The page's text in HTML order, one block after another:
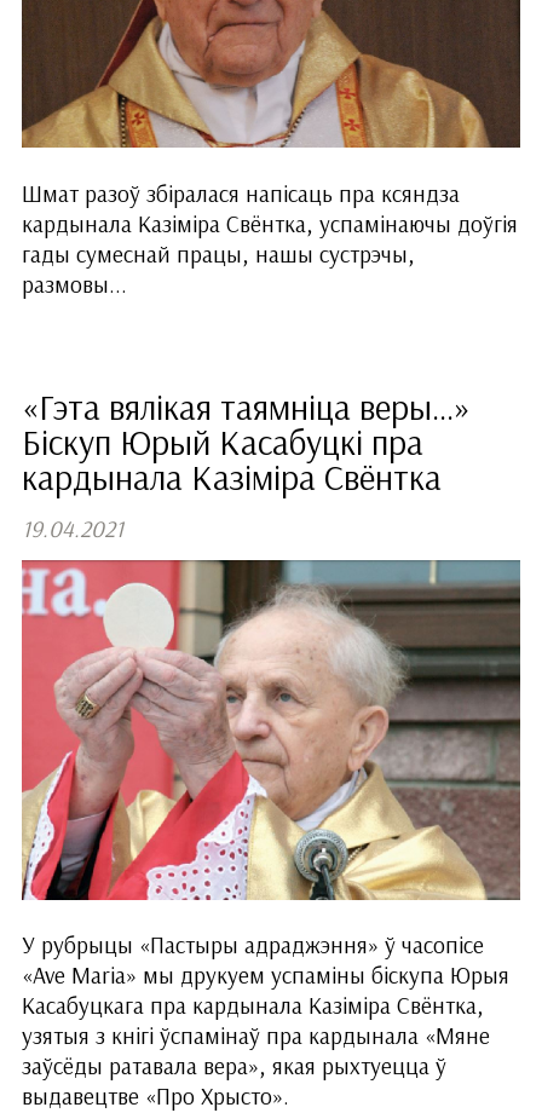
Шмат разоў збіралася напісаць пра ксяндза
кардынала Казіміра Свёнтка, успамінаючы доўгія
гады сумеснай працы, нашы сустрэчы,
размовы...
«Гэта вялікая таямніца веры...»
Біскуп Юрый Касабуцкі пра
кардынала Казіміра Свёнтка
19.04.2021
У рубрыцы «Пастыры адраджэння» ў часопісе
«Ave Maria» мы друкуем успаміны біскупа Юрыя
Касабуцкага пра кардынала Казіміра Свёнтка,
узятыя з кнігі ўспамінаў пра кардынала «Мяне
заўсёды ратавала вера», якая рыхтуецца ў
выдавецтве «Про Хрысто».